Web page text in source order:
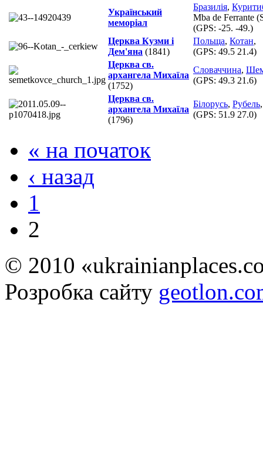
Український
меморіал
Бразилія,
Mba de Ferrante
(GPS: -25. -49.)
Церква Кузми і
Дем'яна (1841)
Польща, Котан,
(GPS: 49.5 21.4)
Церква св.
архангела Михаїла
(1752)
Словаччина,
(GPS: 49.3 21.6)
Церква св.
архангела Михаїла
(1796)
Білорусь, Рубель,
(GPS: 51.9 27.0)
« на початок
‹ назад
1
2
© 2010
Розробка сайту